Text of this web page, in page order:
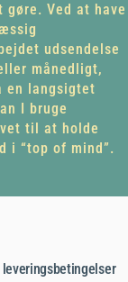
gøre. Ved at have
udsendelse
månedligt,
en langsigtet
I bruge
til at holde
i “top of mind”.
leveringsbetingelser